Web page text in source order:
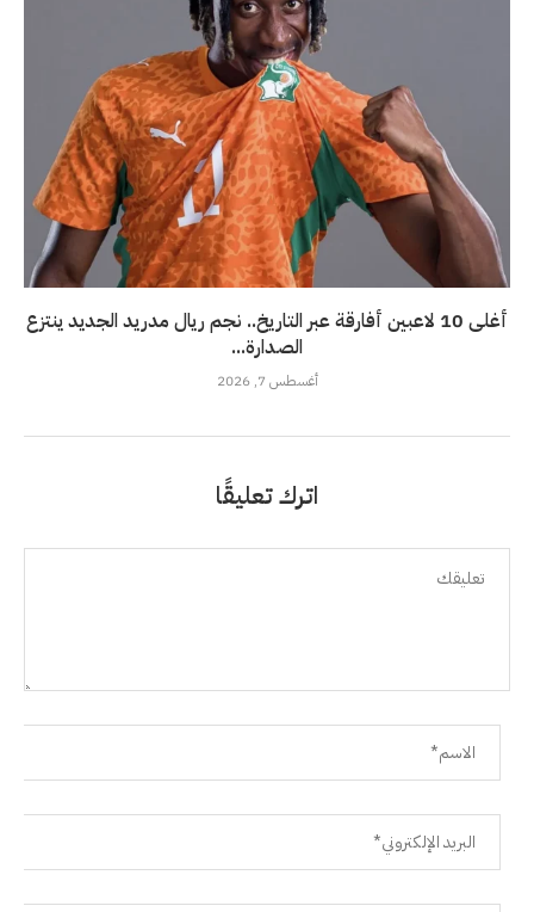
أغلى 10 لاعبين أفارقة عبر التاريخ.. نجم ريال مدريد الجديد ينتزع
الصدارة...
أغسطس 7, 2026
اترك تعليقًا